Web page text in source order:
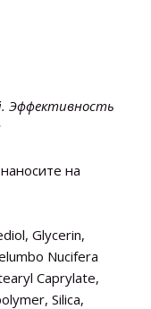
Эффективность
на
Glycerin,
Nucifera
Caprylate,
Silica,